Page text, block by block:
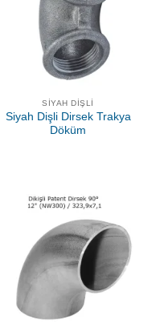
SIYAH DIŞLI
Siyah Dişli Dirsek Trakya
Döküm